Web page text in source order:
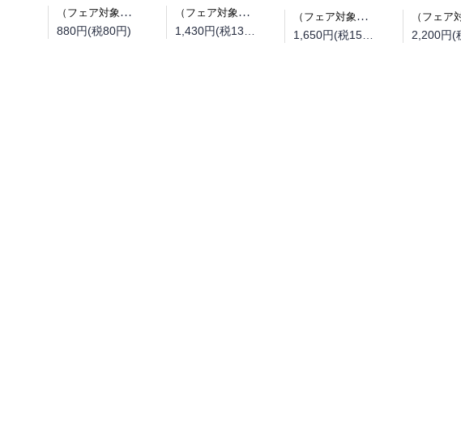
（フェア対象商品）【予約】【特典付き】オルクセン王国史~野蛮なオークの国は、如何にして平和なエルフの国を焼き払うに至ったか~ 7（08/25頃発送予定）
880円(税80円)
（フェア対象商品）【予約】【特典付き】オルクセン王国史~野蛮なオークの国は、如何にして平和なエルフの国を焼き払うに至ったか~ 7 小冊子付き特装版（08/25頃発送予定）
（フェア対象商品）【予約】【特典付き】オルクセン王国史~野蛮なオークの国は、如何にして平和なエルフの国を焼き払うに至ったか~ 7（08/12頃発送予定）